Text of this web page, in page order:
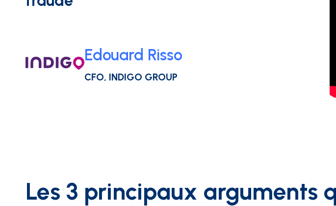
Edouard Risso
CFO, INDIGO GROUP
Les 3 principaux arguments